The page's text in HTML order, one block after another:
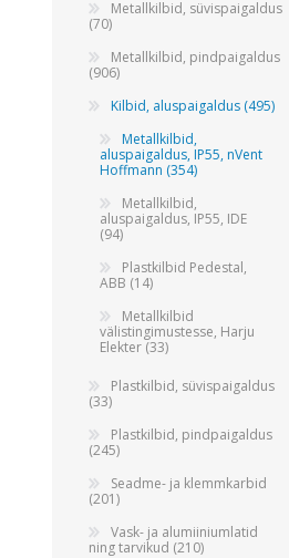
Alumiiniumkaablid ja -juhtmed
Vaskkaablid ja -juhtmed
Nõrkvoolukaablid
Metallkilbid, süvispaigaldus
(70)
Metallkilbid, pindpaigaldus
(906)
Kilbid, aluspaigaldus (495)
Metallkilbid,
aluspaigaldus, IP55, nVent
Hoffmann (354)
Metallkilbid,
aluspaigaldus, IP55, IDE
(94)
Plastkilbid Pedestal,
ABB (14)
Metallkilbid
välistingimustesse, Harju
Elekter (33)
Plastkilbid, süvispaigaldus
(33)
Plastkilbid, pindpaigaldus
(245)
Seadme- ja klemmkarbid
(201)
Vask- ja alumiiniumlatid
ning tarvikud (210)